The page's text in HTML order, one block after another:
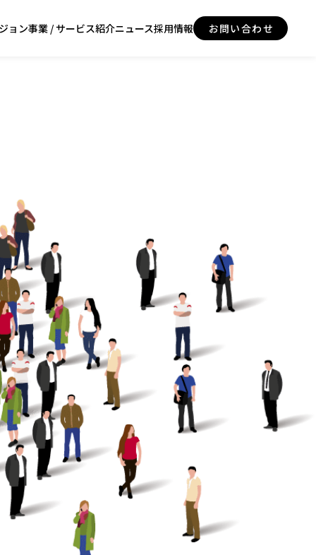
ョン事業 / サービス紹介ニュース採用情報 お問い合わせ